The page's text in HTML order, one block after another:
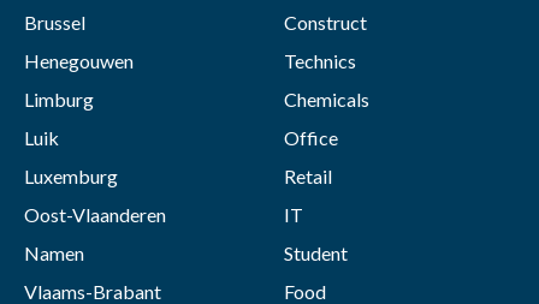
Brussel
Henegouwen
Limburg
Luik
Luxemburg
Oost-Vlaanderen
Namen
Vlaams-Brabant
Construct
Technics
Chemicals
Office
Retail
IT
Student
Food